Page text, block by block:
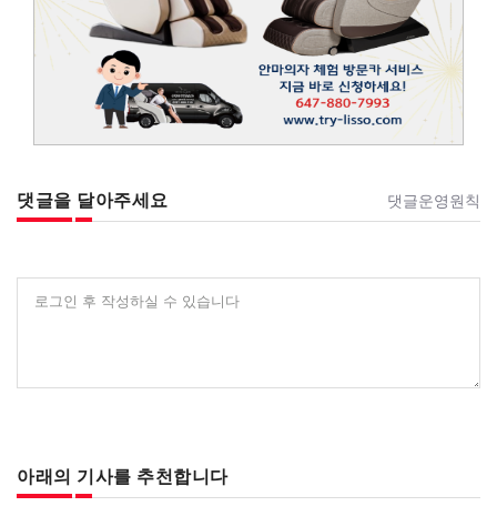
댓글을 달아주세요 댓글운영원칙
로그인 후 작성하실 수 있습니다
아래의 기사를 추천합니다